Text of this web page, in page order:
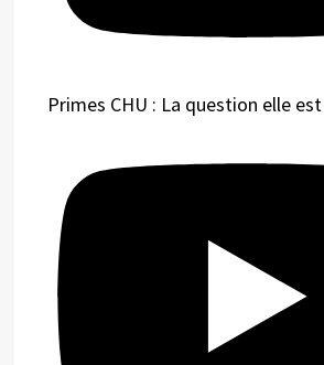
Primes CHU : La question elle